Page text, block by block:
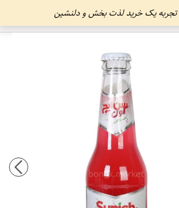
- تجربه یک خرید لذت بخش و دلنشین